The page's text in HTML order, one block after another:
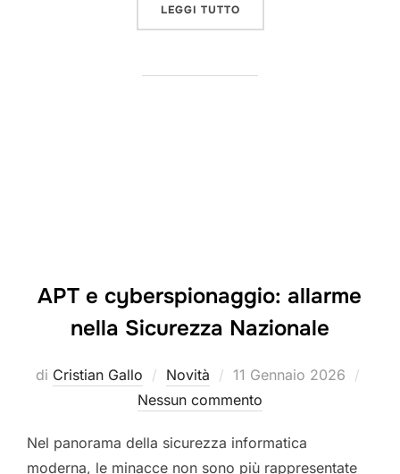
LEGGI TUTTO“OSINT: IL METODO
APT e cyberspionaggio: allarme
nella Sicurezza Nazionale
di Cristian Gallo Novità
Pubblicato
il
11 Gennaio 2026
Nessun commento
Nel panorama della sicurezza informatica
moderna, le minacce non sono più rappresentate